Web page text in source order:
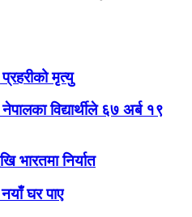
मृत्यु
विद्यार्थीले ६७ अर्ब १९
भारतमा निर्यात
घर पाए